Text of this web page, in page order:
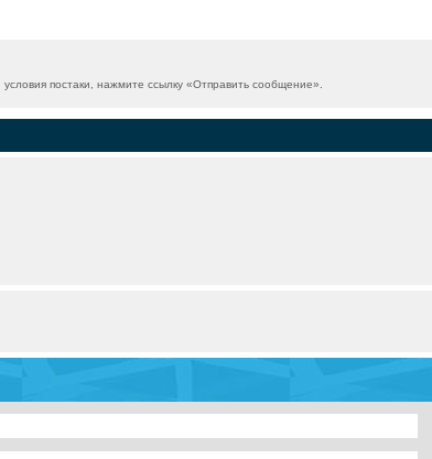
постаки, нажмите ссылку «Отправить сообщение».